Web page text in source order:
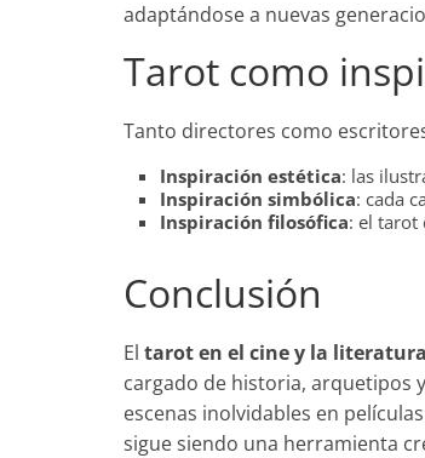
adaptándose a nuevas
Tarot como
Tanto directores como
Inspiración estética: las
Inspiración simbólica: cada
Inspiración filosófica: el tarot
Conclusión
El tarot en el cine y la literatura
cargado de historia, arquetipos
escenas inolvidables en
sigue siendo una herramienta